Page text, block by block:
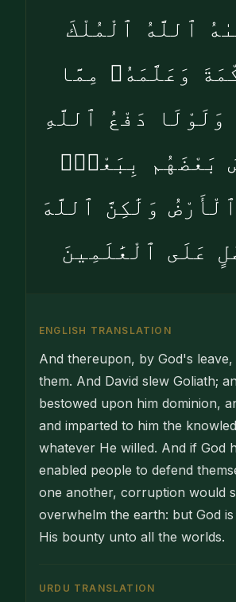
ٱللَّهُ ٱلْمُلْكَ
وَعَلَّمَهُۥ مِمَّا
دَفْعُ ٱللَّهِ
بَعْضَهُم بِبَعْضٍۢ
وَلَٰكِنَّ ٱللَّهَ
عَلَى ٱلْعَٰلَمِينَ
ENGLISH TRANSLATION
And thereupon, by God's
them. And David slew Goliath;
bestowed upon him dominion,
and imparted to him the
whatever He willed. And if God
enabled people to defend
one another, corruption would
overwhelm the earth: but God is
His bounty unto all the worlds.
URDU TRANSLATION